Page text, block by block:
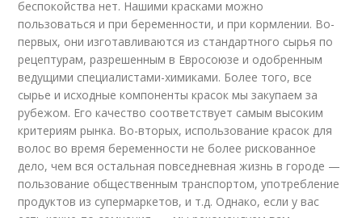
беспокойства нет. Нашими красками можно
пользоваться и при беременности, и при кормлении. Во-
первых, они изготавливаются из стандартного сырья по
рецептурам, разрешенным в Евросоюзе и одобренным
ведущими специалистами-химиками. Более того, все
сырье и исходные компоненты красок мы закупаем за
рубежом. Его качество соответствует самым высоким
критериям рынка. Во-вторых, использование красок для
волос во время беременности не более рискованное
дело, чем вся остальная повседневная жизнь в городе —
пользование общественным транспортом, употребление
продуктов из супермаркетов, и т.д. Однако, если у вас